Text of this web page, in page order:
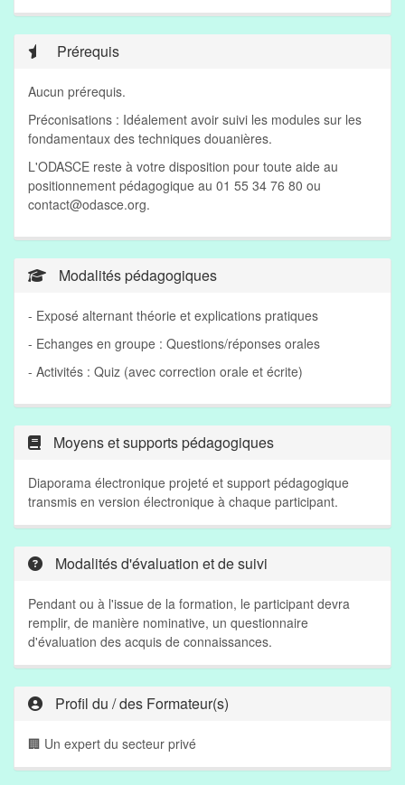
Prérequis
Aucun prérequis.
Préconisations : Idéalement avoir suivi les modules sur les
fondamentaux des techniques douanières.
L'ODASCE reste à votre disposition pour toute aide au
positionnement pédagogique au 01 55 34 76 80 ou
contact@odasce.org.
Modalités pédagogiques
- Exposé alternant théorie et explications pratiques
- Echanges en groupe : Questions/réponses orales
- Activités : Quiz (avec correction orale et écrite)
Moyens et supports pédagogiques
Diaporama électronique projeté et support pédagogique
transmis en version électronique à chaque participant.
Modalités d'évaluation et de suivi
Pendant ou à l'issue de la formation, le participant devra
remplir, de manière nominative, un questionnaire
d'évaluation des acquis de connaissances.
Profil du / des Formateur(s)
🏢 Un expert du secteur privé